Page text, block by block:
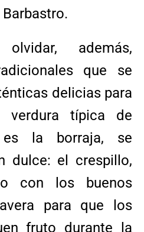
además,
que se
delicias para
verdura típica de
es la borraja, se
dulce: el crespillo,
con los buenos
para que los
fruto durante la